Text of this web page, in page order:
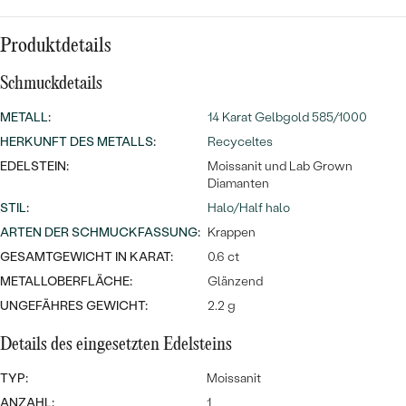
Wave Kollektion
ANSEHEN
NACH DER FARBE
NACH DER FORM
DIAMANTEN
Ohrrinnge
ANSEHEN
Personalisierte
Halsketten
ANSEHEN
Meistverkaufte
Ringe
ANSEHEN
Produktdetails
Schmuckdetails
METALL:
14 Karat Gelbgold 585/1000
HERKUNFT DES METALLS:
Recyceltes
EDELSTEIN:
Moissanit und Lab Grown
Diamanten
STIL:
Halo/Half halo
ARTEN DER SCHMUCKFASSUNG: Krappen
GESAMTGEWICHT IN KARAT:
0.6 ct
METALLOBERFLÄCHE:
Glänzend
UNGEFÄHRES GEWICHT:
2.2 g
Details des eingesetzten Edelsteins
TYP:
Moissanit
ANZAHL:
1